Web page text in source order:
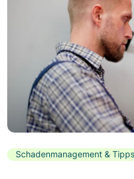
Schadenmanagement & Tipps